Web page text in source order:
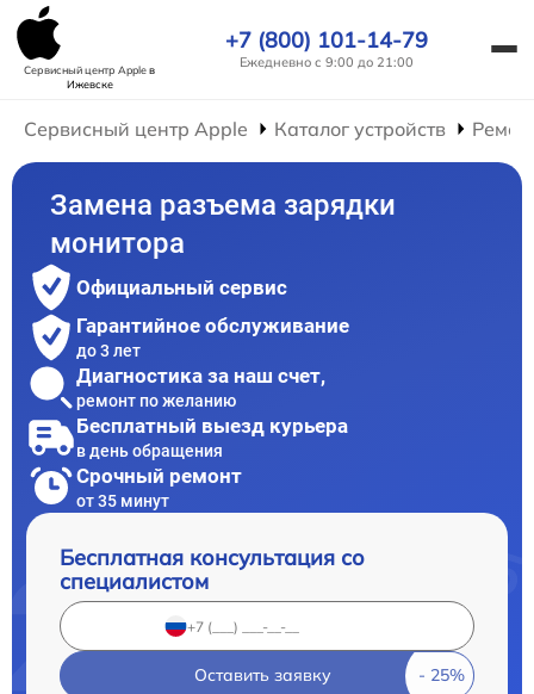
Сервисный центр Appleв
Ижевске
+7 (800) 101-14-79
Ежедневно с 9:00 до 21:00
Сервисный центр Apple Каталог устройств
Замена разъема зарядки
монитора
Официальный сервис
Гарантийное обслуживание
до 3 лет
Диагностика за наш счет,
ремонт по желанию
Бесплатный выезд курьера
в день обращения
Срочный ремонт
от 35 минут
Бесплатная консультация со
специалистом
Оставить заявку